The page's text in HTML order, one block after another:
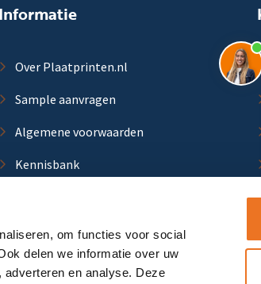
om functies voor social
delen we informatie over uw
en analyse. Deze
Informatie
Over Plaatprinten.nl
Sample aanvragen
Algemene voorwaarden
Kennisbank